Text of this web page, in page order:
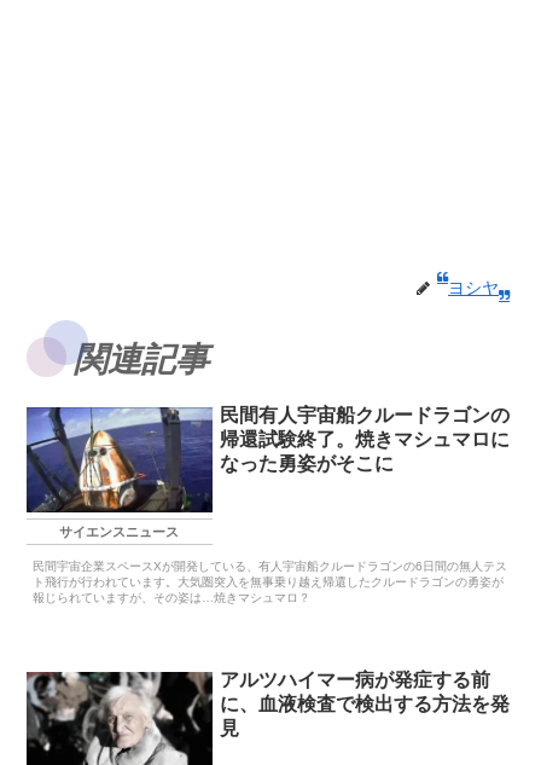
ヨシヤ
関連記事
サイエンスニュース
民間有人宇宙船クルードラゴンの
帰還試験終了。焼きマシュマロに
なった勇姿がそこに
民間宇宙企業スペースXが開発している、有人宇宙船クルードラゴンの6日間の無人テス
ト飛行が行われています。大気圏突入を無事乗り越え帰還したクルードラゴンの勇姿が
報じられていますが、その姿は…焼きマシュマロ？
アルツハイマー病が発症する前
に、血液検査で検出する方法を発
見